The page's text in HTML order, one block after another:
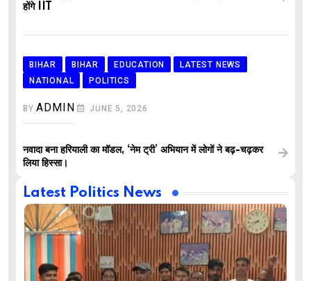
होंगे IIT
BIHAR BIHAR EDUCATION
LATEST NEWS
NATIONAL
POLITICS
BYADMIN JUNE 5, 2026
नवादा बना हरियाली का मॉडल, ‘नेम ट्री’ अभियान में लोगों ने बढ़-चढ़कर
लिया हिस्सा।
Latest Politics News